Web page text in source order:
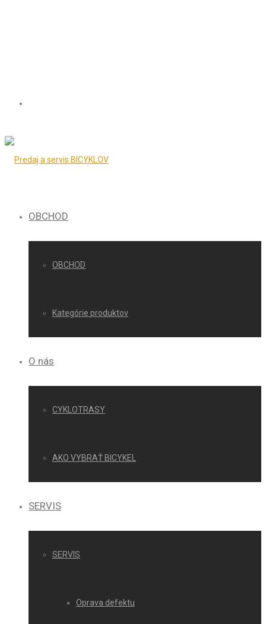
OBCHOD
OBCHOD
Kategórie produktov
O nás
CYKLOTRASY
AKO VYBRAŤ BICYKEL
SERVIS
SERVIS
Oprava defektu